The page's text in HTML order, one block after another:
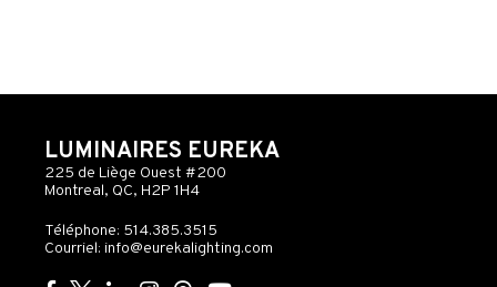
LUMINAIRES EUREKA
225 de Liège Ouest #200
Montreal, QC, H2P 1H4
Téléphone: 514.385.3515
Courriel: info@eurekalighting.com